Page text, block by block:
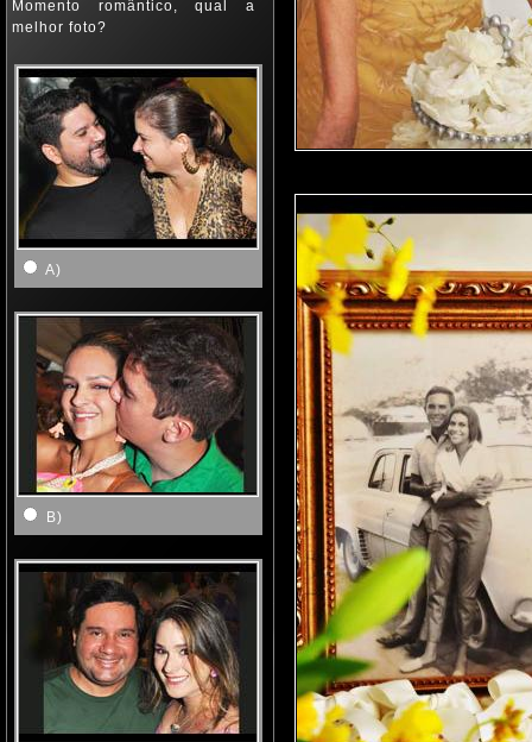
Momento romântico, qual a
melhor foto?
A)
B)